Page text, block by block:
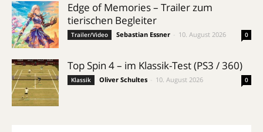
Edge of Memories – Trailer zum
tierischen Begleiter
Trailer/Video Sebastian Essner 10. August 2026 0
Top Spin 4 – im Klassik-Test (PS3 / 360)
Klassik Oliver Schultes 10. August 2026 0